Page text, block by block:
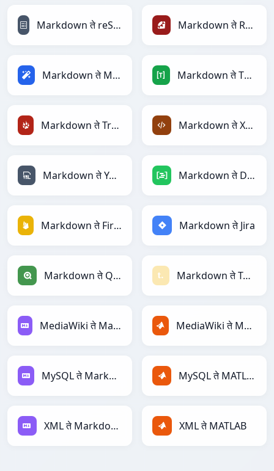
Markdown ते reStructuredText Markdown ते Ruby
Markdown ते Magic Markdown ते TOML
Markdown ते TracWiki Markdown ते XML
Markdown ते YAML Markdown ते DAX
Markdown ते Firebase Markdown ते Jira
Markdown ते Qlik Markdown ते Textile
MediaWiki ते Markdown MediaWiki ते MATLAB
MySQL ते Markdown MySQL ते MATLAB
XML ते Markdown XML ते MATLAB